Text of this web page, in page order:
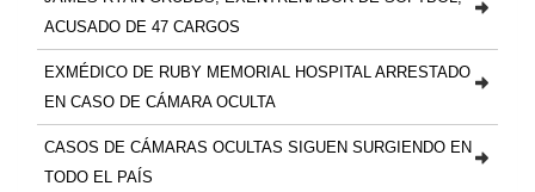
ACUSADO DE 47 CARGOS
EXMÉDICO DE RUBY MEMORIAL HOSPITAL ARRESTADO
EN CASO DE CÁMARA OCULTA
CASOS DE CÁMARAS OCULTAS SIGUEN SURGIENDO EN
TODO EL PAÍS